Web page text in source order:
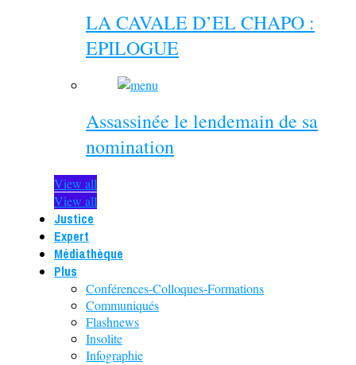
LA CAVALE D’EL CHAPO :
EPILOGUE
Assassinée le lendemain de sa
nomination
View all
View all
Justice
Expert
Médiathèque
Plus
Conférences-Colloques-Formations
Communiqués
Flashnews
Insolite
Infographie